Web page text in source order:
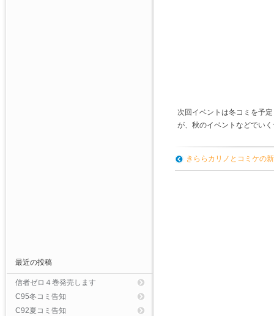
次回イベントは冬コミを予
が、秋のイベントなどでい
きららカリノとコミケの
最近の投稿
信者ゼロ４巻発売します
C95冬コミ告知
C92夏コミ告知